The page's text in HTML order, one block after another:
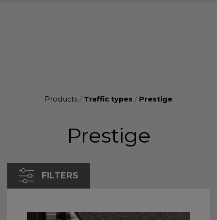
Products / Traffic types / Prestige
Prestige
FILTERS